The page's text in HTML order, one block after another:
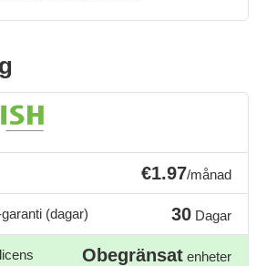
€1.97/månad
(dagar) 30 Dagar
Obegränsat enheter